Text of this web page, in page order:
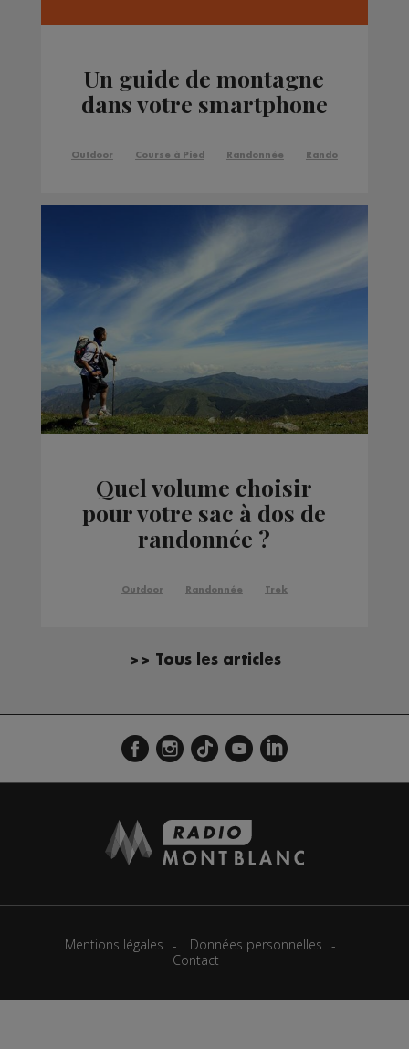
Un guide de montagne
dans votre smartphone
Outdoor Course à Pied Randonnée Rando
Quel volume choisir
pour votre sac à dos de
randonnée ?
Outdoor Randonnée Trek
>> Tous les articles
Mentions légales
Données personnelles
Contact